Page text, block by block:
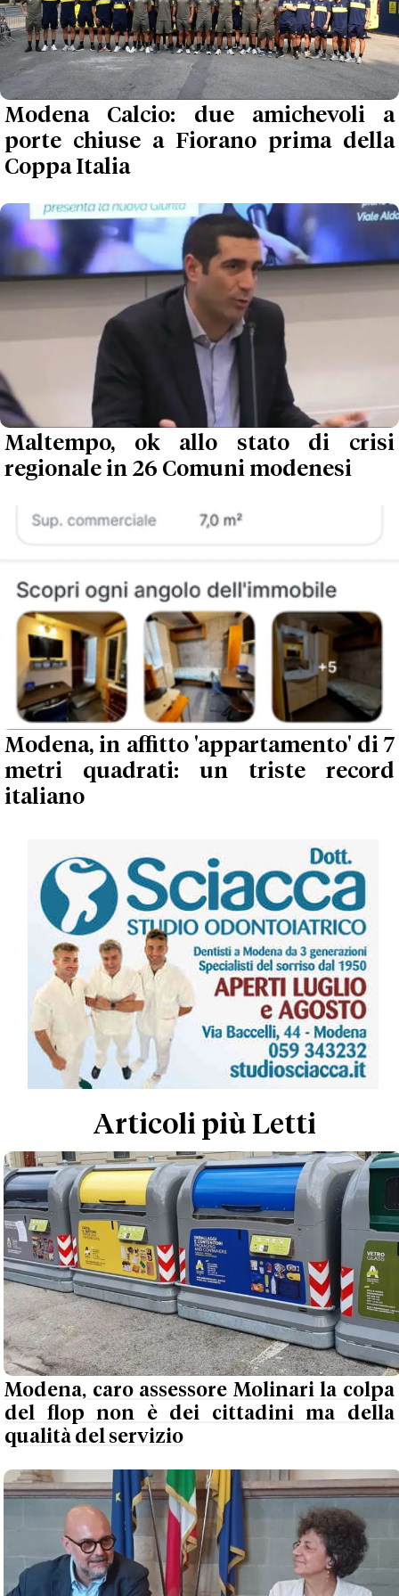
Modena Calcio: due amichevoli a
porte chiuse a Fiorano prima della
Coppa Italia
Maltempo, ok allo stato di crisi
regionale in 26 Comuni modenesi
Modena, in affitto 'appartamento' di 7
metri quadrati: un triste record
italiano
Articoli più Letti
Modena, caro assessore Molinari la colpa
del flop non è dei cittadini ma della
qualità del servizio